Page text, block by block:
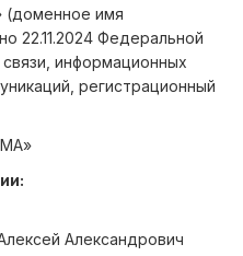
(доменное имя
22.11.2024 Федеральной
информационных
регистрационный
Александрович